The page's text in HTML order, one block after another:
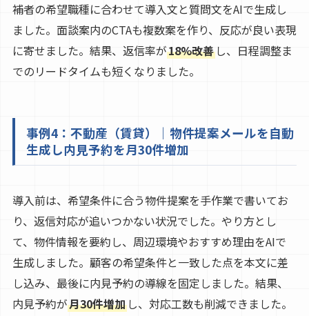
補者の希望職種に合わせて導入文と質問文をAIで生成し
ました。面談案内のCTAも複数案を作り、反応が良い表現
に寄せました。結果、返信率が18%改善し、日程調整ま
でのリードタイムも短くなりました。
事例4：不動産（賃貸）｜物件提案メールを自動
生成し内見予約を月30件増加
導入前は、希望条件に合う物件提案を手作業で書いてお
り、返信対応が追いつかない状況でした。やり方とし
て、物件情報を要約し、周辺環境やおすすめ理由をAIで
生成しました。顧客の希望条件と一致した点を本文に差
し込み、最後に内見予約の導線を固定しました。結果、
内見予約が月30件増加し、対応工数も削減できました。